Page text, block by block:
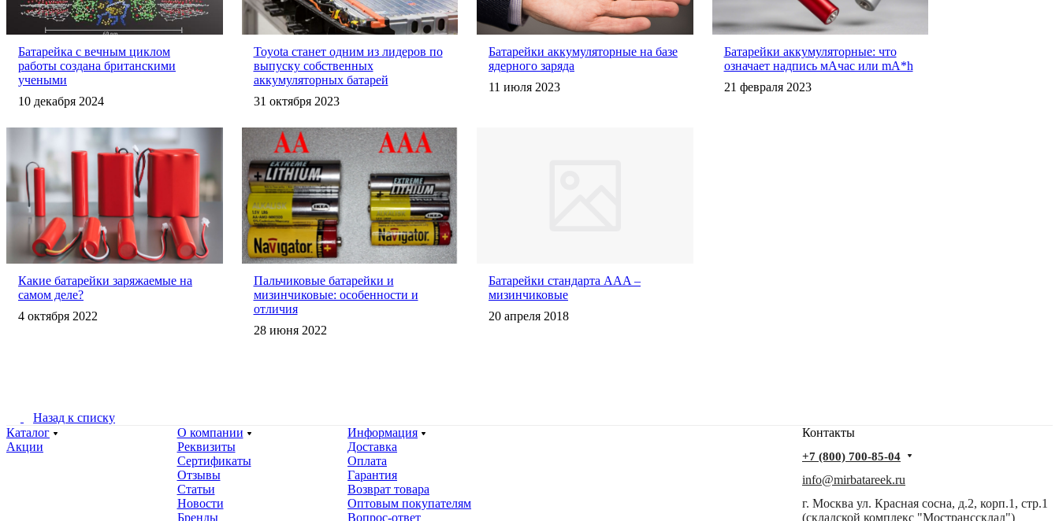
Батарейка с вечным циклом
работы создана британскими
учеными
10 декабря 2024
Toyota станет одним из лидеров по
выпуску собственных
аккумуляторных батарей
31 октября 2023
Батарейки аккумуляторные на базе
ядерного заряда
11 июля 2023
Батарейки аккумуляторные: что
означает надпись мАчас или mA*h
21 февраля 2023
Какие батарейки заряжаемые на
самом деле?
4 октября 2022
Пальчиковые батарейки и
мизинчиковые: особенности и
отличия
28 июня 2022
Батарейки стандарта AAA –
мизинчиковые
20 апреля 2018
Назад к списку
Каталог
Акции
О компании
Реквизиты
Сертификаты
Отзывы
Статьи
Новости
Бренды
Информация
Доставка
Оплата
Гарантия
Возврат товара
Оптовым покупателям
Вопрос-ответ
Контакты
+7 (800) 700-85-04
info@mirbatareek.ru
г. Москва ул. Красная сосна, д.2, корп.1, стр.1
(складской комплекс "Мостранссклад")